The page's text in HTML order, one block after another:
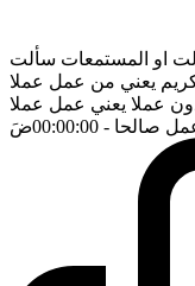
او المستمعات سألت
يعني من عمل عملا
عملا يعني عمل عملا
صالحا - 00:00:00 ضَ